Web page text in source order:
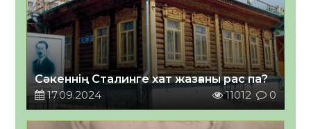
Сәкеннің Сталинге хат жазғаны рас па?
17.09.2024
11012 0